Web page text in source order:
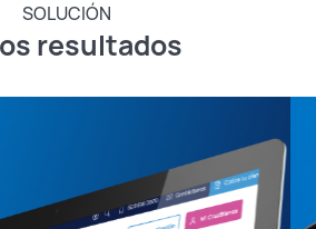
SOLUCIÓN
resultados